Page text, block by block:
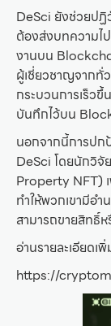
DeSci ยังช่วยป
ต้องส่งบทความไ
งานบน
ผู้เชี่ยวชาญจากทั่
กระบวนการเร็วขึ้
บันทึกไว้บน
นอกจากนี้การป
DeSci โดยนักวิจั
Property NFT)
ทำให้พวกเขามีอ
สามารถขายสิทธิ์
อ่านรายละเอียดเ
https://